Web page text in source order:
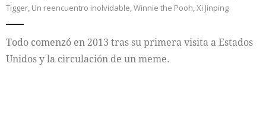
Tigger, Un reencuentro inolvidable,Winnie the Pooh,Xi Jinping
Todo comenzó en 2013 tras su primera visita a Estados
Unidos y la circulación de un meme.